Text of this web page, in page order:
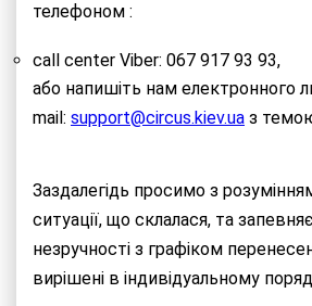
телефоном :
call center Viber: 067 917 93 93,
або напишіть нам електронного
mail: support@circus.kiev.ua з
Заздалегідь просимо з
ситуації, що склалася, та
незручності з графіком
вирішені в індивідуальному